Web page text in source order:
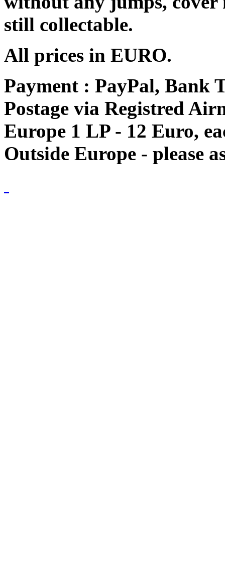
still collectable.
All prices in EURO.
Payment : PayPal, Bank
Postage via Registred
Europe 1 LP - 12 Euro,
Outside Europe - please